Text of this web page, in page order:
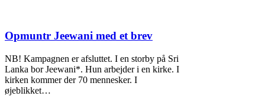
Opmuntr Jeewani med et brev
NB! Kampagnen er afsluttet. I en storby på Sri
Lanka bor Jeewani*. Hun arbejder i en kirke. I
kirken kommer der 70 mennesker. I
øjeblikket…